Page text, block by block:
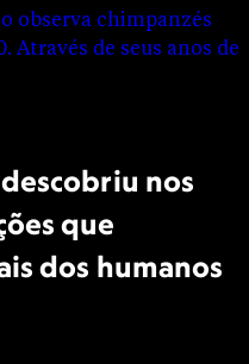
nos
que
dos humanos